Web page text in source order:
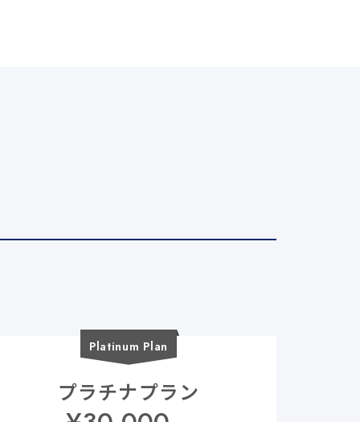
Platinum Plan
プラチナプラン